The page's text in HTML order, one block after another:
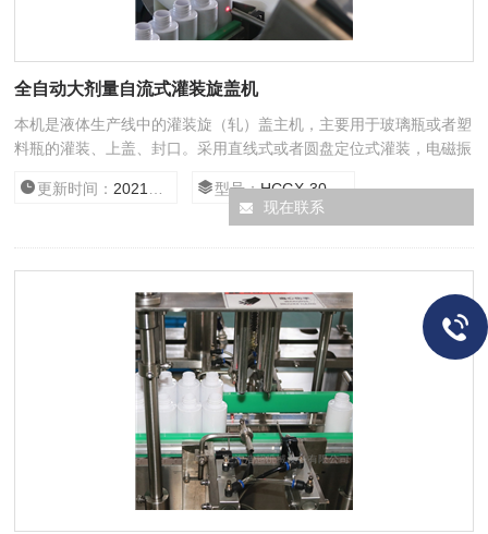
全自动大剂量自流式灌装旋盖机
本机是液体生产线中的灌装旋（轧）盖主机，主要用于玻璃瓶或者塑
料瓶的灌装、上盖、封口。采用直线式或者圆盘定位式灌装，电磁振
（轧）盖合二为一，结构紧凑，符合GMP标准。
更新时间： 2021/1/14 12:39:37 型号：HCGX-30/500
现在联系